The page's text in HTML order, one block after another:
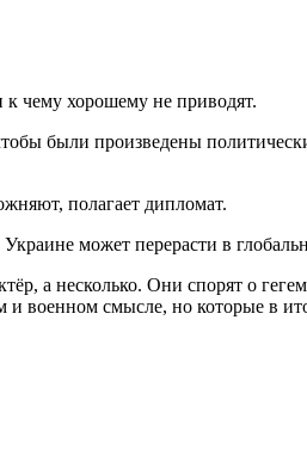
чему хорошему не приводят.
были произведены
полагает дипломат.
может перерасти в
а несколько. Они спорят о
военном смысле, но которые в